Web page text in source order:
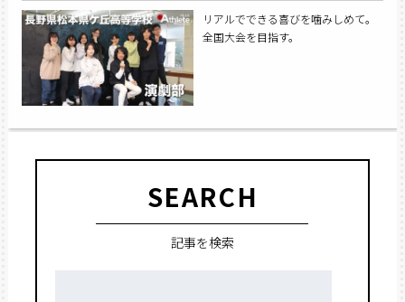
リアルでできる喜びを噛みしめて。
全国大会を目指す。
SEARCH
記事を検索